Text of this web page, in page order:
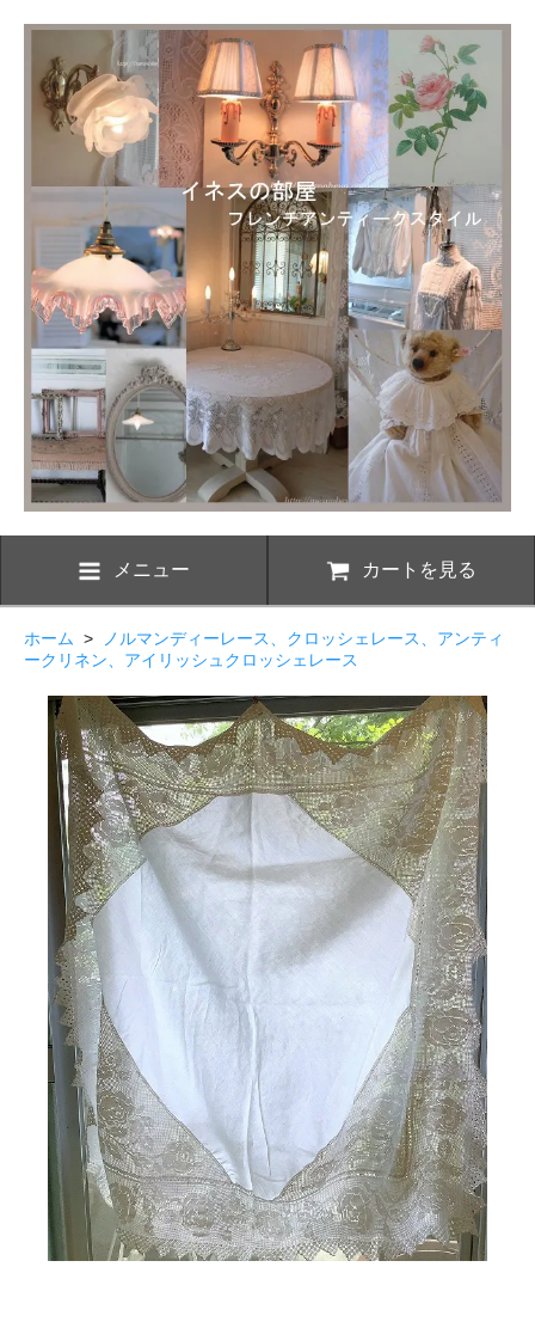
メニュー カートを見る
ホーム >
ノルマンディーレース、クロッシェレース、アンティ
ークリネン、アイリッシュクロッシェレース